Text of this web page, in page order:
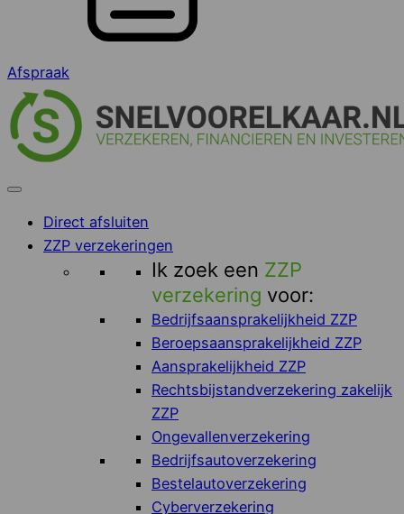
Afspraak
Direct afsluiten
ZZP verzekeringen
Ik zoek een ZZP
verzekering voor:
Bedrijfsaansprakelijkheid ZZP
Beroepsaansprakelijkheid ZZP
Aansprakelijkheid ZZP
Rechtsbijstandverzekering zakelijk
ZZP
Ongevallenverzekering
Bedrijfsautoverzekering
Bestelautoverzekering
Cyberverzekering